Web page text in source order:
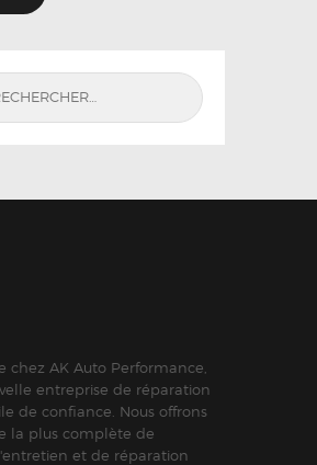
chez AK Auto Performance,
entreprise de réparation
de confiance. Nous offrons
la plus complète de
et de réparation